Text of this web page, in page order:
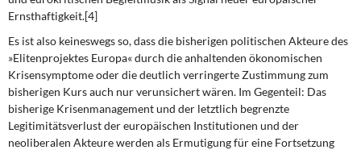
Ernsthaftigkeit.[4]
Es ist also keineswegs so,dass die bisherigen politischen Akteure des
»Elitenprojektes Europa« durch die anhaltenden ökonomischen
Krisensymptome oder die deutlich verringerte Zustimmung zum
bisherigen Kurs auch nur verunsichert wären. Im Gegenteil: Das
bisherige Krisenmanagement und der letztlich begrenzte
Legitimitätsverlust der europäischen Institutionen und der
neoliberalen Akteure werden als Ermutigung für eine Fortsetzung